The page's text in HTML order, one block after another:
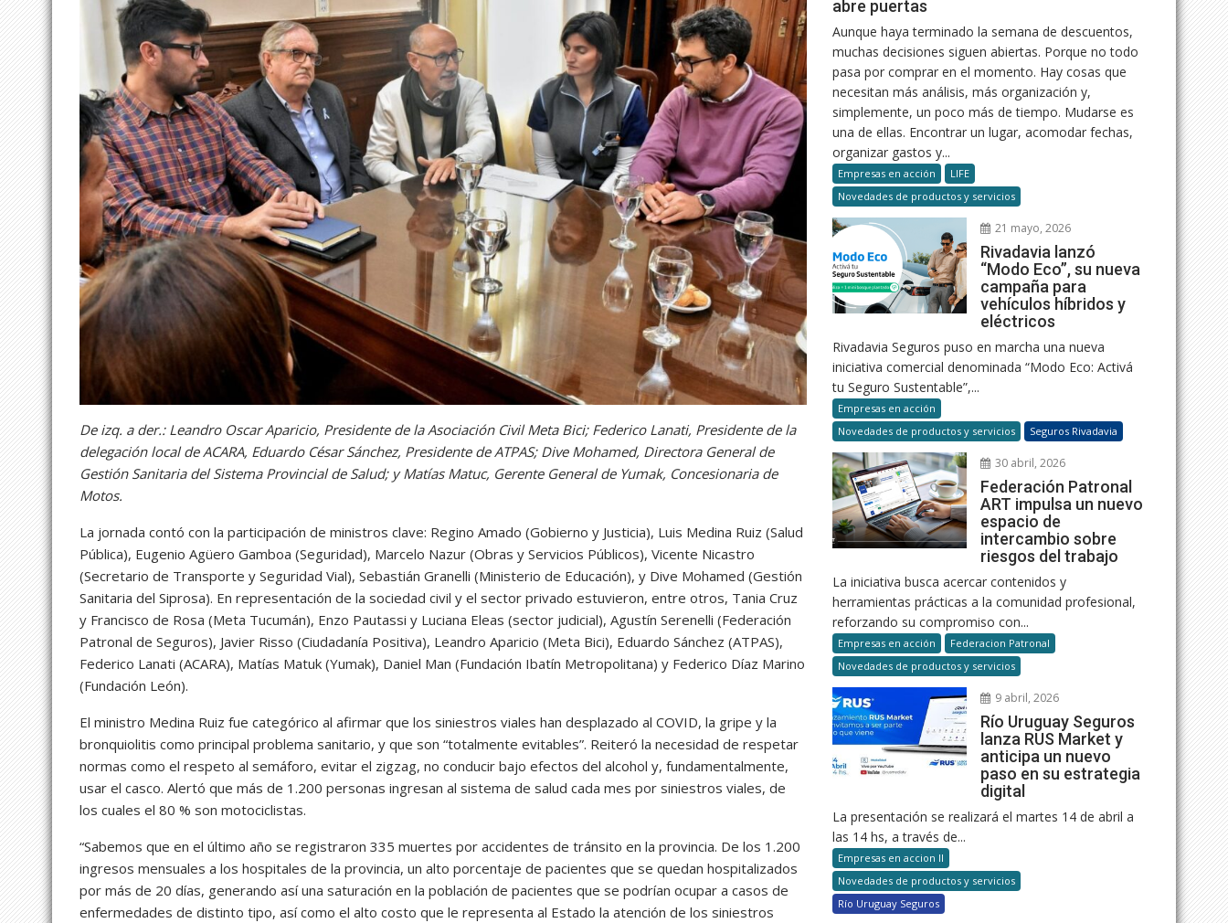
De izq. a der.: Leandro Oscar Aparicio, Presidente de la Asociación Civil Meta Bici; Federico Lanati, Presidente de la
delegación local de ACARA, Eduardo César Sánchez, Presidente de ATPAS; Dive Mohamed, Directora General de
Gestión Sanitaria del Sistema Provincial de Salud; y Matías Matuc, Gerente General de Yumak, Concesionaria de
Motos.
La jornada contó con la participación de ministros clave: Regino Amado (Gobierno y Justicia), Luis Medina Ruiz (Salud
Pública), Eugenio Agüero Gamboa (Seguridad), Marcelo Nazur (Obras y Servicios Públicos), Vicente Nicastro
(Secretario de Transporte y Seguridad Vial), Sebastián Granelli (Ministerio de Educación), y Dive Mohamed (Gestión
Sanitaria del Siprosa). En representación de la sociedad civil y el sector privado estuvieron, entre otros, Tania Cruz
y Francisco de Rosa (Meta Tucumán), Enzo Pautassi y Luciana Eleas (sector judicial), Agustín Serenelli (Federación
Patronal de Seguros), Javier Risso (Ciudadanía Positiva), Leandro Aparicio (Meta Bici), Eduardo Sánchez (ATPAS),
Federico Lanati (ACARA), Matías Matuk (Yumak), Daniel Man (Fundación Ibatín Metropolitana) y Federico Díaz Marino
(Fundación León).
El ministro Medina Ruiz fue categórico al afirmar que los siniestros viales han desplazado al COVID, la gripe y la
bronquiolitis como principal problema sanitario, y que son “totalmente evitables”. Reiteró la necesidad de respetar
normas como el respeto al semáforo, evitar el zigzag, no conducir bajo efectos del alcohol y, fundamentalmente,
usar el casco. Alertó que más de 1.200 personas ingresan al sistema de salud cada mes por siniestros viales, de
los cuales el 80 % son motociclistas.
“Sabemos que en el último año se registraron 335 muertes por accidentes de tránsito en la provincia. De los 1.200
ingresos mensuales a los hospitales de la provincia, un alto porcentaje de pacientes que se quedan hospitalizados
por más de 20 días, generando así una saturación en la población de pacientes que se podrían ocupar a casos de
enfermedades de distinto tipo, así como el alto costo que le representa al Estado la atención de los siniestros
abre puertas
Aunque haya terminado la semana de descuentos,
muchas decisiones siguen abiertas. Porque no todo
pasa por comprar en el momento. Hay cosas que
necesitan más análisis, más organización y,
simplemente, un poco más de tiempo. Mudarse es
una de ellas. Encontrar un lugar, acomodar fechas,
organizar gastos y...
Empresas en acción
LIFE
Novedades de productos y servicios
21 mayo, 2026
Rivadavia lanzó
“Modo Eco”, su nueva
campaña para
vehículos híbridos y
eléctricos
Rivadavia Seguros puso en marcha una nueva
iniciativa comercial denominada “Modo Eco: Activá
tu Seguro Sustentable”,...
Empresas en acción
Novedades de productos y servicios
Seguros Rivadavia
30 abril, 2026
Federación Patronal
ART impulsa un nuevo
espacio de
intercambio sobre
riesgos del trabajo
La iniciativa busca acercar contenidos y
herramientas prácticas a la comunidad profesional,
reforzando su compromiso con...
Empresas en acción
Federacion Patronal
Novedades de productos y servicios
9 abril, 2026
Río Uruguay Seguros
lanza RUS Market y
anticipa un nuevo
paso en su estrategia
digital
La presentación se realizará el martes 14 de abril a
las 14 hs, a través de...
Empresas en accion II
Novedades de productos y servicios
Río Uruguay Seguros